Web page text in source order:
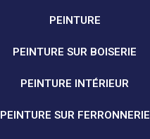
PEINTURE
PEINTURE SUR BOISERIE
PEINTURE INTÉRIEUR
PEINTURE SUR FERRONNERIE